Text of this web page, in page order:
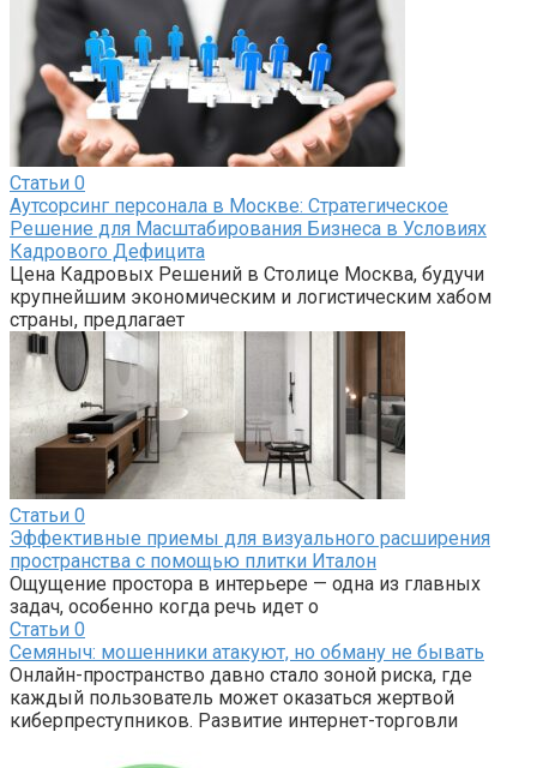
Статьи 0
Аутсорсинг персонала в Москве: Стратегическое
Решение для Масштабирования Бизнеса в Условиях
Кадрового Дефицита
Цена Кадровых Решений в Столице Москва, будучи
крупнейшим экономическим и логистическим хабом
страны, предлагает
Статьи 0
Эффективные приемы для визуального расширения
пространства с помощью плитки Италон
Ощущение простора в интерьере — одна из главных
задач, особенно когда речь идет о
Статьи 0
Семяныч: мошенники атакуют, но обману не бывать
Онлайн-пространство давно стало зоной риска, где
каждый пользователь может оказаться жертвой
киберпреступников. Развитие интернет-торговли